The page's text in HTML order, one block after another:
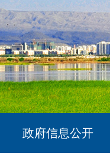
政府信息公开